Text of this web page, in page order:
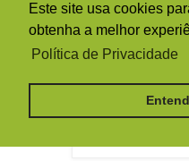
Este site usa cookies
obtenha a melhor
Política de Privacidade